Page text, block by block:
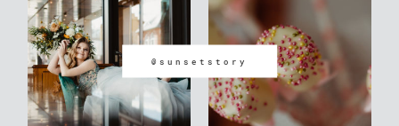
@sunsetstory